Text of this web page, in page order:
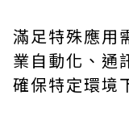
滿足特殊應用
業自動化、通
確保特定環境